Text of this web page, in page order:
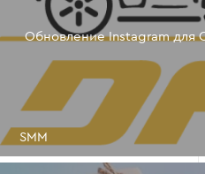
Обновление Instagram для
SMM